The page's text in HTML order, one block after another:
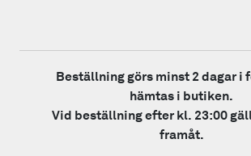
Beställning görs minst 2 dagar i
hämtas i butiken.
Vid beställning efter kl. 23:00
framåt.